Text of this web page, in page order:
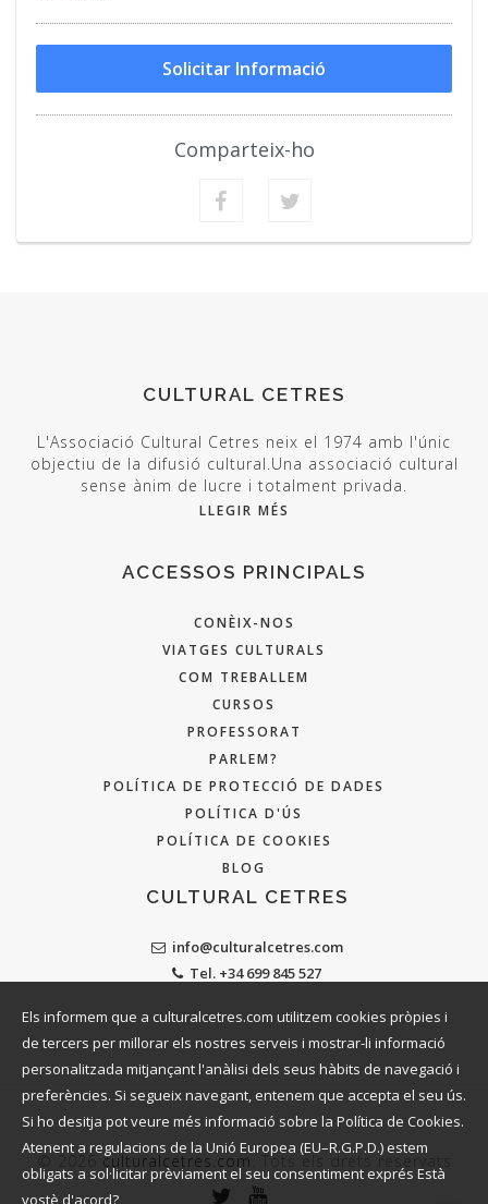
Solicitar Informació
Comparteix-ho
CULTURAL CETRES
L'Associació Cultural Cetres neix el 1974 amb l'únic
objectiu de la difusió cultural.Una associació cultural
sense ànim de lucre i totalment privada.
LLEGIR MÉS
ACCESSOS PRINCIPALS
CONÈIX-NOS
VIATGES CULTURALS
COM TREBALLEM
CURSOS
PROFESSORAT
PARLEM?
POLÍTICA DE PROTECCIÓ DE DADES
POLÍTICA D'ÚS
POLÍTICA DE COOKIES
BLOG
CULTURAL CETRES
info@culturalcetres.com
Tel. +34 699 845 527
culturalcetres.com . Tots els drets reservats
Els informem que a culturalcetres.com utilitzem cookies pròpies i
de tercers per millorar els nostres serveis i mostrar-li informació
personalitzada mitjançant l'anàlisi dels seus hàbits de navegació i
preferències. Si segueix navegant, entenem que accepta el seu ús.
Si ho desitja pot veure més informació sobre la Política de Cookies.
Atenent a regulacions de la Unió Europea (EU–R.G.P.D.) estem
obligats a sol·licitar prèviament el seu consentiment exprés Està
vostè d'acord?